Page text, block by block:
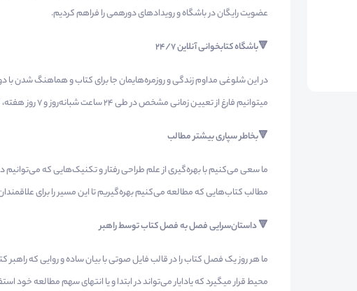
عضویت رایگان در باشگاه و رویدادهای دورهمی را فراهم کردیم.
🔻باشگاه کتابخوانی آنلاین ۲۴/۷
در این شلوغی مداوم زندگی و روزمره‌هایمان جا برای کتاب و هماهنگ شدن با
میتوانیم فارغ از تعیین زمانی مشخص در طی ۲۴ ساعت شبانه‌روز و ۷ روز هفته، کتابمان را مطالعه کنیم.
🔻بخاطر سپاری بیشتر مطالب
ما سعی می‌کنیم با بهره‌گیری از علم طراحی رفتار و تکنیک‌هایی که می‌توانیم
مطالب کتاب‌هایی که مطالعه می‌کنیم بهره‌گیریم تا این مسیر را برای
🔻 داستان‌سرایی فصل به فصل کتاب توسط راهبر
ما هر روز یک فصل کتاب را در قالب فایل صوتی با بیان ساده و روایی که راهبر
محیط قرار میگیرد که یادایار می‌تواند در ابتدا و یا انتهای سهم مطالعه